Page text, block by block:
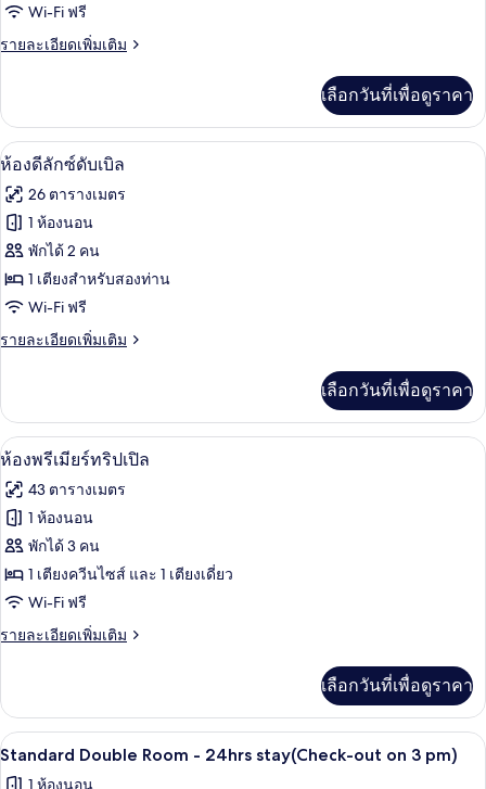
สแตนดาร์ด
ทวิน
Wi-Fi ฟรี
รายละเอียดเพิ่มเติม
ราย
เกี่ยว
กับ
ห้อง
ทวิ
น
เลือกวันที่เพื่อดูราคา
เปิด
ภาพถ่าย
ทั้งหมด
ของ
ห้อง
ดี
ลัก
ดับเบิล
22
ห้องดีลักซ์ดับเบิล
26 ตารางเมตร
1 ห้องนอน
พักได้ 2 คน
1 เตียงสำหรับสองท่าน
Wi-Fi ฟรี
รายละเอียดเพิ่มเติม
ราย
เกี่ยว
กับ
ห้อง
ลัก
ซ์
ดับเบิล
เลือกวันที่เพื่อดูราคา
เปิด
ภาพถ่าย
ทั้งหมด
ของ
ห้อง
พรีเมียร์
ทริปเปิล
19
ห้องพรีเมียร์ทริปเปิล
43 ตารางเมตร
1 ห้องนอน
พักได้ 3 คน
1 เตียงควีนไซส์ และ 1 เตียงเดี่ยว
Wi-Fi ฟรี
รายละเอียดเพิ่มเติม
ราย
เกี่ยว
กับ
ห้อง
เลือกวันที่เพื่อดูราคา
เปิด
ภาพถ่าย
17
Standard Double Room - 24hrs stay(Check-out on 3 pm)
1 ห้องนอน